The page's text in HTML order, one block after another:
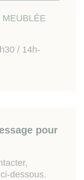
MEUBLÉE
/ 14h-
pour
dessous.